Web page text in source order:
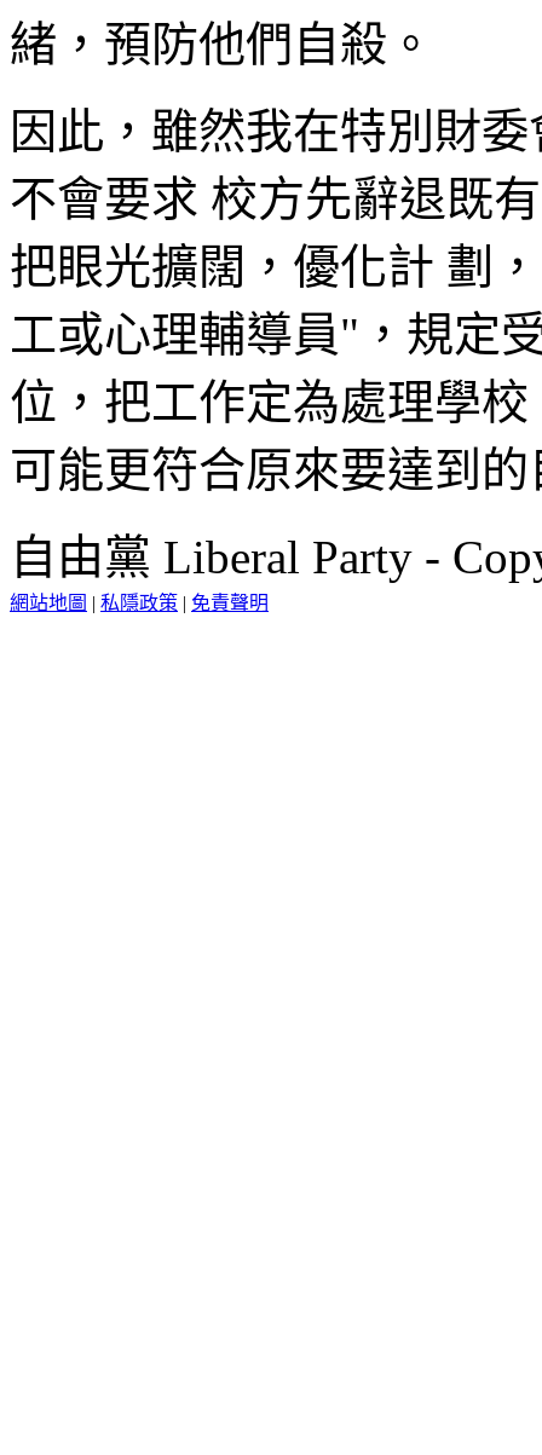
緒，預防他們自殺。
因此，雖然我在特別財
不會要求 校方先辭退既
把眼光擴闊，優化計 劃
工或心理輔導員"，規定
位，把工作定為處理學
可能更符合原來要達到
自由黨 Liberal Party -
網站地圖 | 私隱政策 | 免責聲明